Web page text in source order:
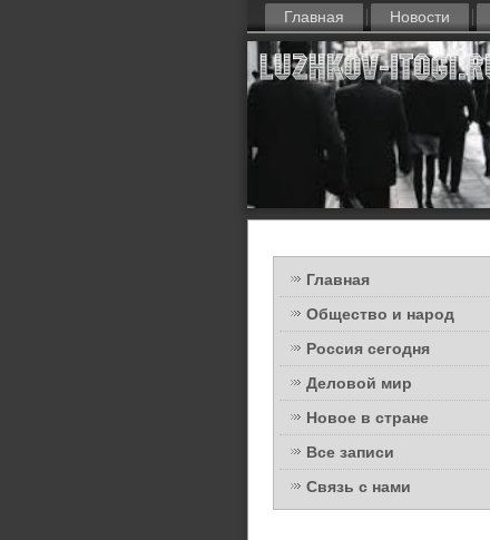
Главная Новости
Главная
Общество и народ
Россия сегодня
Деловой мир
Новое в стране
Все записи
Связь с нами